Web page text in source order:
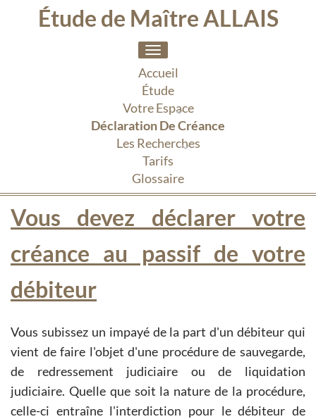
Étude de Maître ALLAIS
Toggle
navigation
Accueil
Étude
Votre Espace
Déclaration De Créance
Les Recherches
Tarifs
Glossaire
Vous devez déclarer votre
créance au passif de votre
débiteur
Vous subissez un impayé de la part d'un débiteur qui
vient de faire l'objet d'une procédure de sauvegarde,
de redressement judiciaire ou de liquidation
judiciaire. Quelle que soit la nature de la procédure,
celle-ci entraîne l'interdiction pour le débiteur de